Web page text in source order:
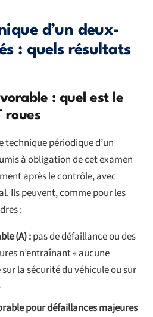
d’un deux-
: quels résultats
: quel est le
roues
technique périodique d’un
à obligation de cet examen
après le contrôle, avec
Ils peuvent, comme pour les
:
(A) :pas de défaillance ou des
n’entraînant « aucune
la sécurité du véhicule ou sur
pour défaillances majeures